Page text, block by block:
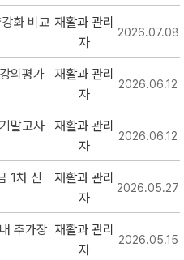
화 비교 재활과 관리
자
2026.07.08
의평가
재활과 관리
자
2026.06.12
말고사
재활과 관리
자
2026.06.12
1차 신
재활과 관리
자
2026.05.27
추가장 재활과 관리
자
2026.05.15